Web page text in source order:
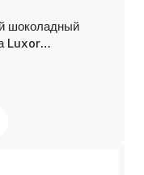
шоколадный
Luxor